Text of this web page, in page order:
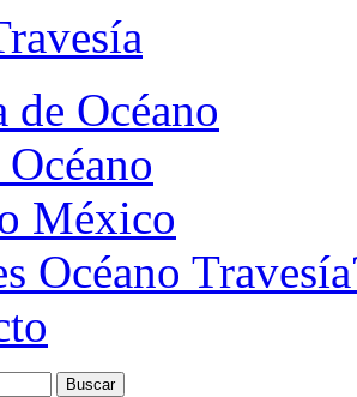
de Océano
México
Océano